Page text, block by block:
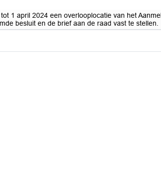
1 april 2024 een overlooplocatie van het
besluit en de brief aan de raad vast te stellen.